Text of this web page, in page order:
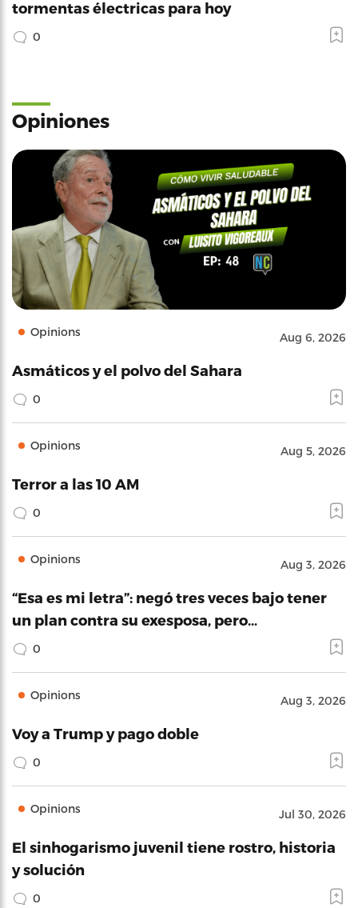
tormentas électricas para hoy
0
Opiniones
Opinions Aug 6, 2026
Asmáticos y el polvo del Sahara
0
Opinions Aug 5, 2026
Terror a las 10 AM
0
Opinions Aug 3, 2026
“Esa es mi letra”: negó tres veces bajo tener
un plan contra su exesposa, pero…
0
Opinions Aug 3, 2026
Voy a Trump y pago doble
0
Opinions Jul 30, 2026
El sinhogarismo juvenil tiene rostro, historia
y solución
0